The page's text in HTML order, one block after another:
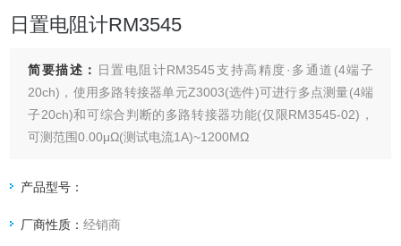
日置电阻计RM3545
简要描述： 日置电阻计RM3545支持高精度·多通道(4端子
20ch)，使用多路转接器单元Z3003(选件)可进行多点测量(4端
子20ch)和可综合判断的多路转接器功能(仅限RM3545-02)，
可测范围0.00μΩ(测试电流1A)~1200MΩ
产品型号：
厂商性质：经销商